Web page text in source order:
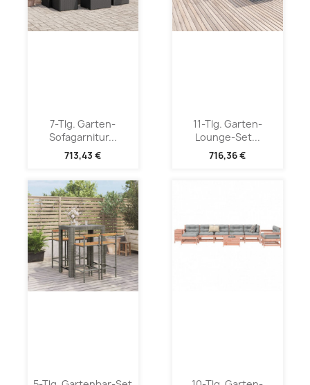
7-Tlg. Garten-
Sofagarnitur...
713,43 €
11-Tlg. Garten-
Lounge-Set...
716,36 €